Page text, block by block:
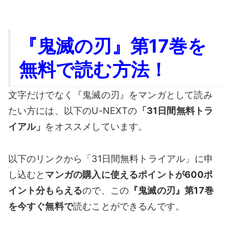
『鬼滅の刃』第17巻を
無料で読む方法！
文字だけでなく『鬼滅の刃』をマンガとして読み
たい方には、以下のU-NEXTの 「31日間無料トラ
イアル」 をオススメしています。
以下のリンクから「31日間無料トライアル」に申
し込むと マンガの購入に使えるポイントが600ポ
イント分もらえるので、この 『鬼滅の刃』第17巻
を今すぐ無料で読むことができるんです。